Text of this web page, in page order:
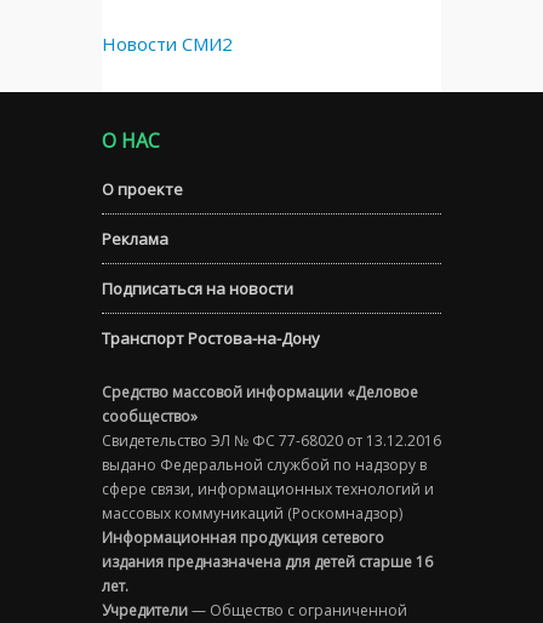
Новости СМИ2
О НАС
О проекте
Реклама
Подписаться на новости
Транспорт Ростова-на-Дону
Средство массовой информации «Деловое
сообщество»
Свидетельство ЭЛ № ФС 77-68020 от 13.12.2016
выдано Федеральной службой по надзору в
сфере связи, информационных технологий и
массовых коммуникаций (Роскомнадзор)
Информационная продукция сетевого
издания предназначена для детей старше 16
лет.
Учредители— Общество с ограниченной